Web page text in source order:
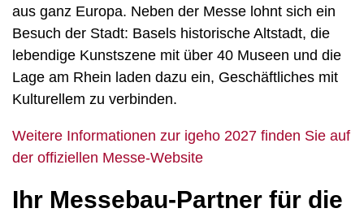
aus ganz Europa. Neben der Messe lohnt sich ein
Besuch der Stadt: Basels historische Altstadt, die
lebendige Kunstszene mit über 40 Museen und die
Lage am Rhein laden dazu ein, Geschäftliches mit
Kulturellem zu verbinden.
Weitere Informationen zur igeho 2027 finden Sie auf
der offiziellen Messe-Website
Ihr Messebau-Partner für die